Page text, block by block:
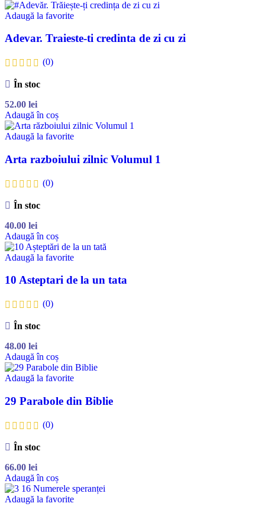
Adaugă la favorite
Adevar. Traieste-ti credinta de zi cu zi
(0)
În stoc
52.00 lei
Adaugă în coș
Adaugă la favorite
Arta razboiului zilnic Volumul 1
(0)
În stoc
40.00 lei
Adaugă în coș
Adaugă la favorite
10 Asteptari de la un tata
(0)
În stoc
48.00 lei
Adaugă în coș
Adaugă la favorite
29 Parabole din Biblie
(0)
În stoc
66.00 lei
Adaugă în coș
Adaugă la favorite